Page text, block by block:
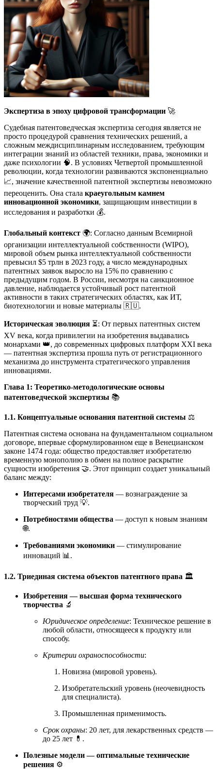
Экспертиза в эпоху цифровой трансформации 🚀
Судебная патентоведческая экспертиза сегодня является не
просто процедурой сравнения технических решений, а
сложным междисциплинарным исследованием, требующим
интеграции знаний из областей техники, права, экономики и
даже психологии 🧠. В условиях Четвертой промышленной
революции, когда технологии развиваются экспоненциально
📈, значение качественной патентной экспертизы невозможно
переоценить. Она стала краеугольным камнем
инновационной экономики, защищающим инвестиции в
исследования и разработки 💰.
Глобальный контекст 🌍: Согласно данным Всемирной
организации интеллектуальной собственности (WIPO),
мировой объем рынка интеллектуальной собственности
превысил $5 трлн в 2023 году, а число международных
патентных заявок выросло на 15% по сравнению с
предыдущим годом. В России, несмотря на санкционное
давление, наблюдается устойчивый рост патентной
активности в таких стратегических областях, как ИТ,
биотехнологии и новые материалы 🇷🇺.
Историческая эволюция ⏳: От первых патентных систем
XV века, когда привилегии на изобретения выдавались
монархами 👑, до современных цифровых платформ XXI века
— патентная экспертиза прошла путь от регистрационного
механизма до инструмента стратегического управления
инновациями.
Глава 1: Теоретико-методологические основы
патентоведческой экспертизы 📚
1.1. Концептуальные основания патентной системы ⚖️
Патентная система основана на фундаментальном социальном
договоре, впервые сформулированном еще в Венецианском
законе 1474 года: общество предоставляет изобретателю
временную монополию в обмен на полное раскрытие
сущности изобретения 🤝. Этот принцип создает уникальный
баланс между:
Интересами изобретателя — вознаграждение за
творческий труд 💡.
Потребностями общества — доступ к новым знаниям
🌐.
Требованиями экономики — стимулирование
инноваций 📊.
1.2. Триединая система объектов патентного права 🏛️
Изобретения — высшая форма технического
творчества 🔬
Юридическое определение: Техническое решение в
любой области, относящееся к продукту или
способу.
Критерии охраноспособности:
Новизна (мировой уровень).
Изобретательский уровень (неочевидность
для специалиста).
Промышленная применимость.
Срок охраны: 20 лет, для лекарственных средств —
до 25 лет 💊.
Полезные модели — оптимальные технические
решения ⚙️